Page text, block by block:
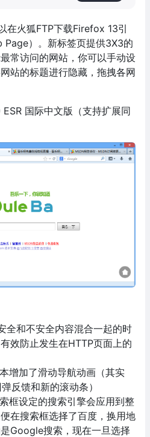
在火狐FTP下载Firefox 13引
Page）。新标签页提供3X3的
常访问的网站，你可以手动设
站的标题进行隐藏，拖拽各网
国际中文版（支持扩展同
全和不安全内容混合一起的时
效防止发生在HTTP页面上的
增加了滑动导航动画（其实
反馈和新的滚动条）
框设定的搜索引擎会应用到整
在搜索框选择了百度，换用地
Google搜索，现在一旦选择